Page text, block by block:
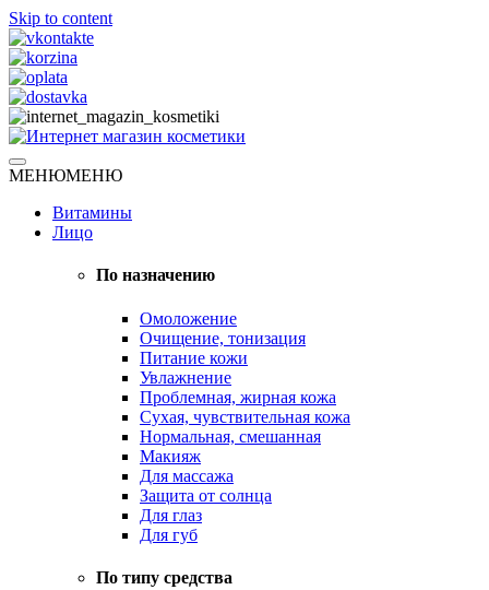
Skip to content
Интернет магазин косметики
Натуральная косметика
МЕНЮМЕНЮ
Витамины
Лицо
По назначению
Омоложение
Очищение, тонизация
Питание кожи
Увлажнение
Проблемная, жирная кожа
Сухая, чувствительная кожа
Нормальная, смешанная
Макияж
Для массажа
Защита от солнца
Для глаз
Для губ
По типу средства